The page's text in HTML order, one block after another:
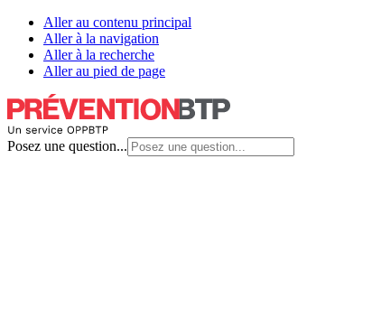
Aller au contenu principal
Aller à la navigation
Aller à la recherche
Aller au pied de page
Posez une question...